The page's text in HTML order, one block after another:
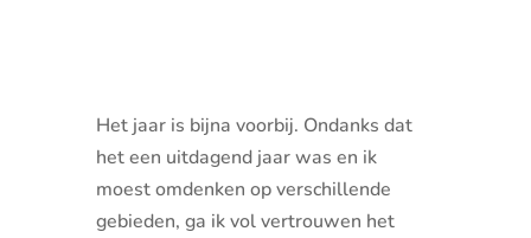
Het jaar is bijna voorbij. Ondanks dat
het een uitdagend jaar was en ik
moest omdenken op verschillende
gebieden, ga ik vol vertrouwen het